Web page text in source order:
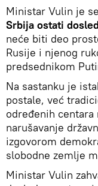
Ministar Vulin je
Srbija ostati
neće biti deo
Rusije i njenog
predsednikom
Na sastanku je
postale, već
određenih
narušavanje
izgovorom
slobodne zemlje
Ministar Vulin